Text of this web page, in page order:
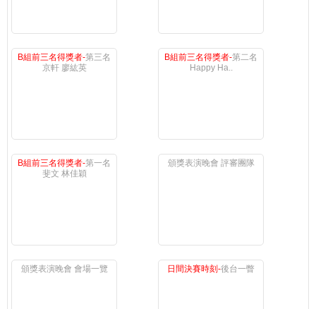
B組前三名得獎者-第三名
京軒 廖紘英
B組前三名得獎者-第二名
Happy Ha..
B組前三名得獎者-第一名
斐文 林佳穎
頒獎表演晚會 評審團隊
頒獎表演晚會 會場一覽 日間決賽時刻-後台一瞥